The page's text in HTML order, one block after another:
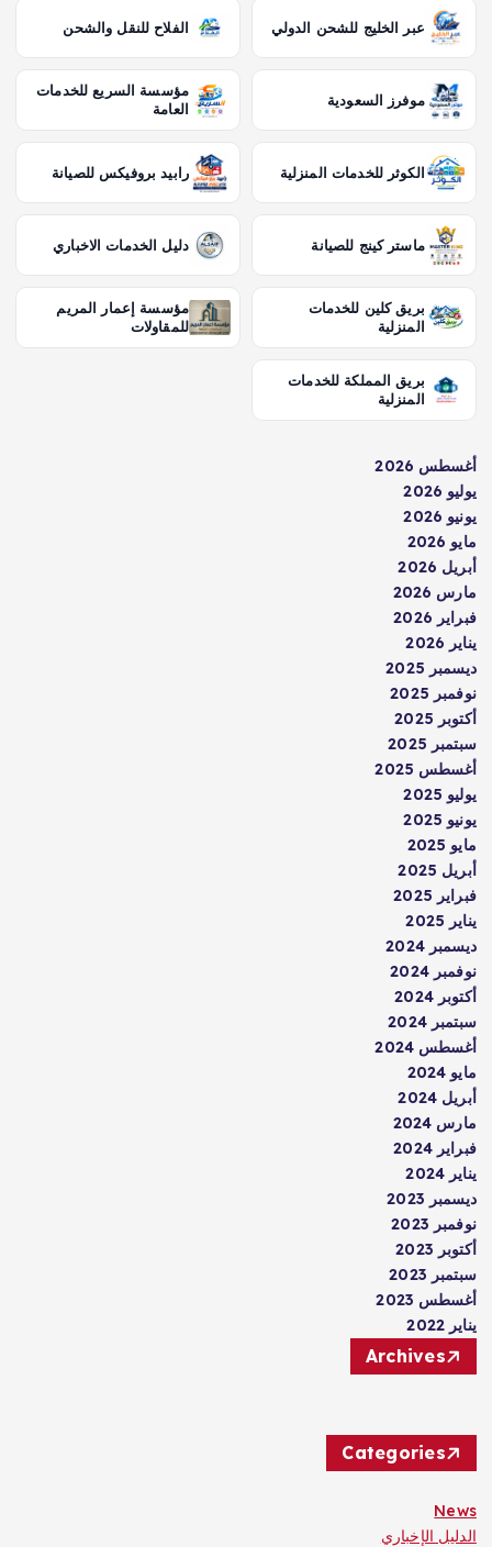
عبر الخليج للشحن الدولي الفلاح للنقل والشحن
موفرز السعودية
مؤسسة السريع للخدمات
العامة
الكوثر للخدمات المنزلية رابيد بروفيكس للصيانة
ماستر كينج للصيانة دليل الخدمات الاخباري
بريق كلين للخدمات
المنزلية
مؤسسة إعمار المريم
للمقاولات
بريق المملكة للخدمات
المنزلية
أغسطس 2026
يوليو 2026
يونيو 2026
مايو 2026
أبريل 2026
مارس 2026
فبراير 2026
يناير 2026
ديسمبر 2025
نوفمبر 2025
أكتوبر 2025
سبتمبر 2025
أغسطس 2025
يوليو 2025
يونيو 2025
مايو 2025
أبريل 2025
فبراير 2025
يناير 2025
ديسمبر 2024
نوفمبر 2024
أكتوبر 2024
سبتمبر 2024
أغسطس 2024
مايو 2024
أبريل 2024
مارس 2024
فبراير 2024
يناير 2024
ديسمبر 2023
نوفمبر 2023
أكتوبر 2023
سبتمبر 2023
أغسطس 2023
يناير 2022
Archives
Categories
News
الدليل الإخباري